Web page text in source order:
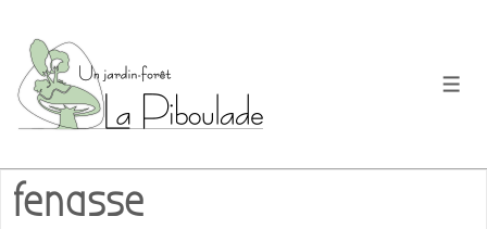
passer
contenu
principal
fenasse